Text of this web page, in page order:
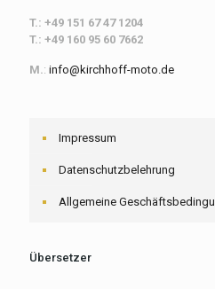
T.: +49 151 67 47 1204
T.: +49 160 95 60 7662
M.: info@kirchhoff-moto.de
Impressum
Datenschutzbelehrung
Allgemeine
Übersetzer